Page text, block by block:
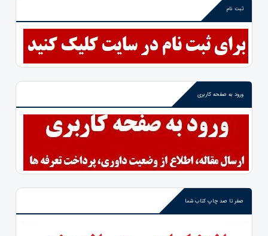
ثبت نام
ورود به صفحه کاربری
صفر تا صد چاپ کتاب شما